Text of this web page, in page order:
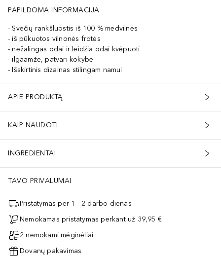
PAPILDOMA INFORMACIJA
Svečių rankšluostis iš 100 % medvilnės
iš pūkuotos vilnonės frotės
nežalingas odai ir leidžia odai kvėpuoti
ilgaamžė, patvari kokybė
Išskirtinis dizainas stilingam namui
APIE PRODUKTĄ
KAIP NAUDOTI
INGREDIENTAI
TAVO PRIVALUMAI
Pristatymas per 1 - 2 darbo dienas
Nemokamas pristatymas perkant už 39,95 €
2 nemokami mėginėliai
Dovanų pakavimas